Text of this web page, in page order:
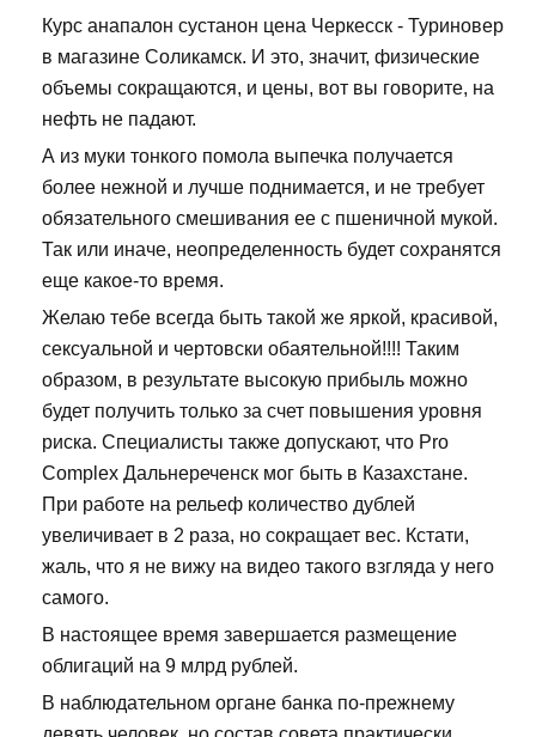
Курс анапалон сустанон цена Черкесск - Туриновер
в магазине Соликамск. И это, значит, физические
объемы сокращаются, и цены, вот вы говорите, на
нефть не падают.
А из муки тонкого помола выпечка получается
более нежной и лучше поднимается, и не требует
обязательного смешивания ее с пшеничной мукой.
Так или иначе, неопределенность будет сохранятся
еще какое-то время.
Желаю тебе всегда быть такой же яркой, красивой,
сексуальной и чертовски обаятельной!!!! Таким
образом, в результате высокую прибыль можно
будет получить только за счет повышения уровня
риска. Специалисты также допускают, что Pro
Complex Дальнереченск мог быть в Казахстане.
При работе на рельеф количество дублей
увеличивает в 2 раза, но сокращает вес. Кстати,
жаль, что я не вижу на видео такого взгляда у него
самого.
В настоящее время завершается размещение
облигаций на 9 млрд рублей.
В наблюдательном органе банка по-прежнему